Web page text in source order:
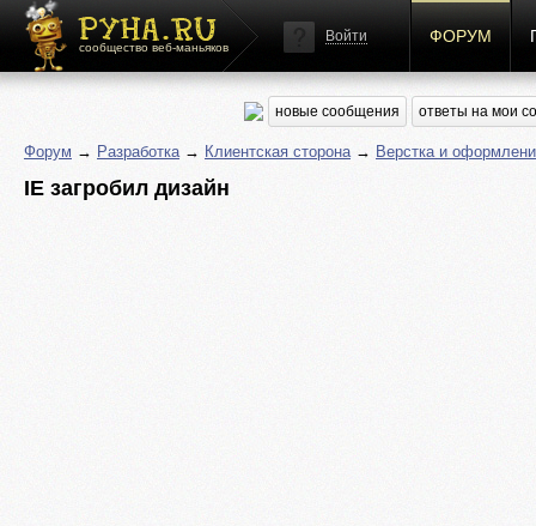
сообщество веб-маньяков
Войти ФОРУМ
новые сообщения ответы на мои
Форум → Разработка→ Клиентская сторона→ Верстка и
IE загробил дизайн